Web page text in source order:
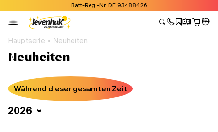
Batt-Reg.-Nr. DE 93488426
Hauptseite Neuheiten
Neuheiten
Während dieser gesamten Zeit
2026